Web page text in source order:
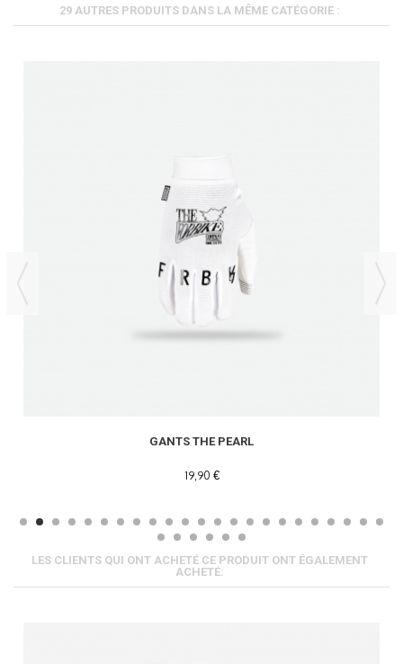
29 AUTRES PRODUITS DANS LA MÊME CATÉGORIE :
GANTS THE PEARL
19,90 €
LES CLIENTS QUI ONT ACHETÉ CE PRODUIT ONT ÉGALEMENT
ACHETÉ: